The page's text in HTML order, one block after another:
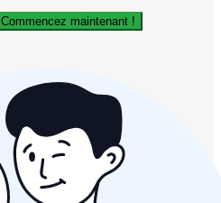
Commencez maintenant !